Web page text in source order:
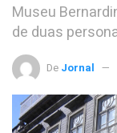
Museu
de duas
De Jornal